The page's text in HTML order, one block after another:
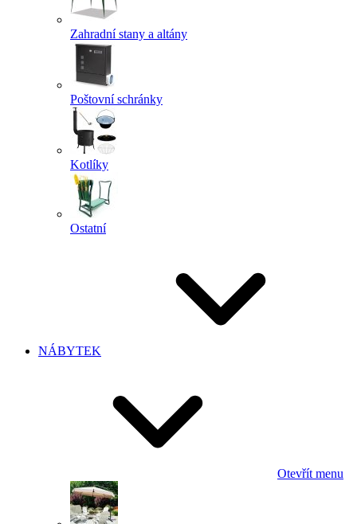
Zahradní stany a altány
Poštovní schránky
Kotlíky
Ostatní
NÁBYTEK
Otevřít menu